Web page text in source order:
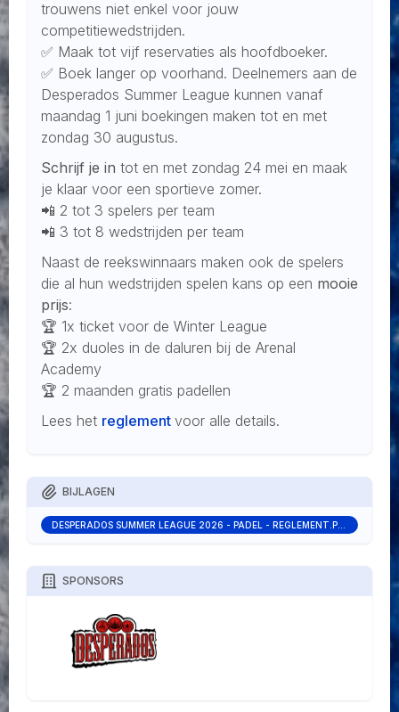
trouwens niet enkel voor jouw
competitiewedstrijden.
✅ Maak tot vijf reservaties als hoofdboeker.
✅ Boek langer op voorhand. Deelnemers aan de
Desperados Summer League kunnen vanaf
maandag 1 juni boekingen maken tot en met
zondag 30 augustus.
Schrijf je in tot en met zondag 24 mei en maak
je klaar voor een sportieve zomer.
📲 2 tot 3 spelers per team
📲 3 tot 8 wedstrijden per team
Naast de reekswinnaars maken ook de spelers
die al hun wedstrijden spelen kans op een mooie
prijs:
🏆 1x ticket voor de Winter League
🏆 2x duoles in de daluren bij de Arenal
Academy
🏆 2 maanden gratis padellen
Lees het reglement voor alle details.
BIJLAGEN
SPONSORS